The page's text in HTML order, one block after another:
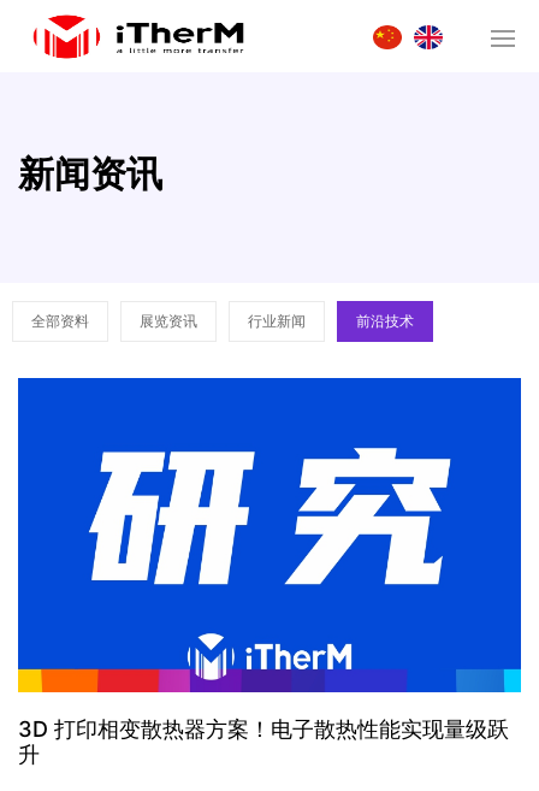
新闻资讯
全部资料 展览资讯 行业新闻 前沿技术
3D 打印相变散热器方案！电子散热性能实现量级跃
升